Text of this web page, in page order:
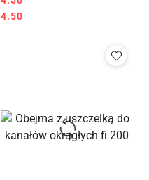
Cena:
Cena:
4.50